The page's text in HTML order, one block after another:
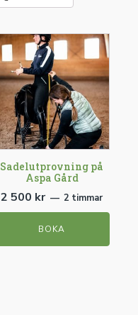
Sadelutprovning på
Aspa Gård
2 500 kr 2 timmar
BOKA